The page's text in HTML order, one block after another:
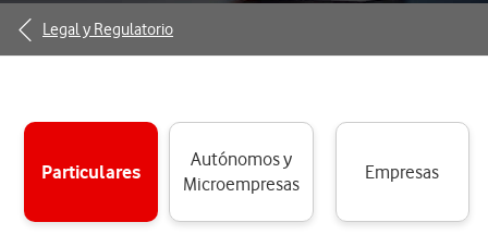
Legal y Regulatorio
Particulares
Autónomos y
Microempresas
Empresas